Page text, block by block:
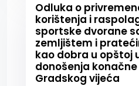
Odluka o
korištenja i
sportske dvorane
zemljištem i
kao dobra u opštoj
donošenja
Gradskog vijeća